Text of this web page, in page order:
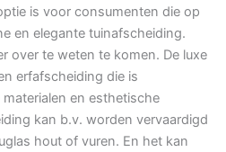
is voor consumenten die op
en elegante tuinafscheiding.
over te weten te komen. De luxe
erfafscheiding die is
en esthetische
kan b.v. worden vervaardigd
hout of vuren. En het kan